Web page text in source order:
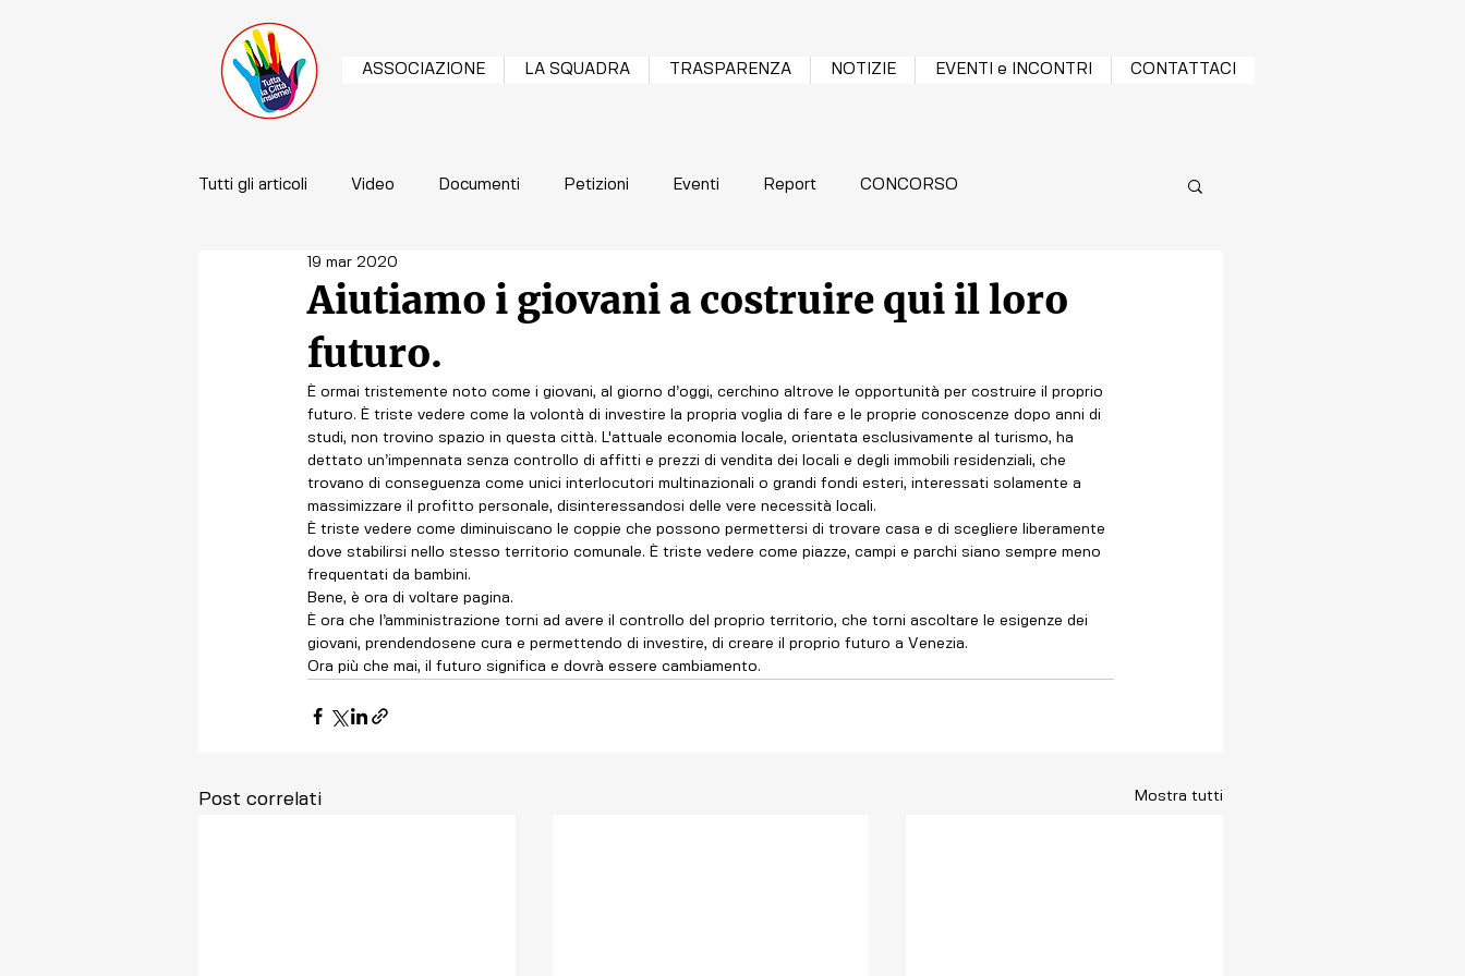
ASSOCIAZIONE LA SQUADRA TRASPARENZA NOTIZIE EVENTI e INCONTRI CONTATTACI
Tutti gli articoli Video Documenti Petizioni Eventi Report CONCORSO
Aiutiamo i giovani a costruire qui il loro
futuro.
19 mar 2020
È ormai tristemente noto come i giovani, al giorno d’oggi, cerchino altrove le opportunità per costruire il proprio
futuro. È triste vedere come la volontà di investire la propria voglia di fare e le proprie conoscenze dopo anni di
studi, non trovino spazio in questa città. L'attuale economia locale, orientata esclusivamente al turismo, ha
dettato un’impennata senza controllo di affitti e prezzi di vendita dei locali e degli immobili residenziali, che
trovano di conseguenza come unici interlocutori multinazionali o grandi fondi esteri, interessati solamente a
massimizzare il profitto personale, disinteressandosi delle vere necessità locali.
È triste vedere come diminuiscano le coppie che possono permettersi di trovare casa e di scegliere liberamente
dove stabilirsi nello stesso territorio comunale. È triste vedere come piazze, campi e parchi siano sempre meno
frequentati da bambini.
Bene, è ora di voltare pagina.
È ora che l’amministrazione torni ad avere il controllo del proprio territorio, che torni ascoltare le esigenze dei
giovani, prendendosene cura e permettendo di investire, di creare il proprio futuro a Venezia.
Ora più che mai, il futuro significa e dovrà essere cambiamento.
Post correlati Mostra tutti